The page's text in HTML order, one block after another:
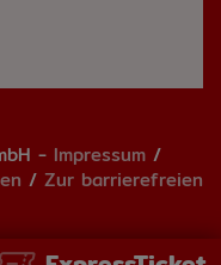
- Impressum/
/ Zur barrierefreien